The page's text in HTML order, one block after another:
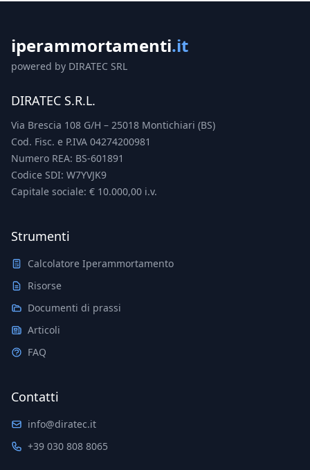
iperammortamenti.it
powered by DIRATEC SRL
DIRATEC S.R.L.
Via Brescia 108 G/H – 25018 Montichiari (BS)
Cod. Fisc. e P.IVA 04274200981
Numero REA: BS-601891
Codice SDI: W7YVJK9
Capitale sociale: € 10.000,00 i.v.
Strumenti
Calcolatore Iperammortamento
Risorse
Documenti di prassi
Articoli
FAQ
Contatti
info@diratec.it
+39 030 808 8065